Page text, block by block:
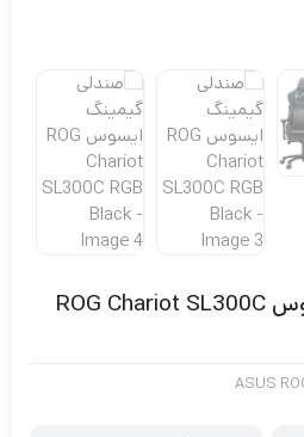
صندلی گیمینگ ایسوس ROG Chariot SL300C
ASUS